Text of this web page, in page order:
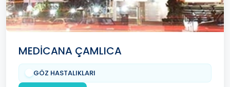
MEDİCANA ÇAMLICA
GÖZ HASTALIKLARI